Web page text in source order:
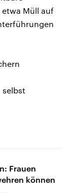
Müll auf
selbst
Frauen
können